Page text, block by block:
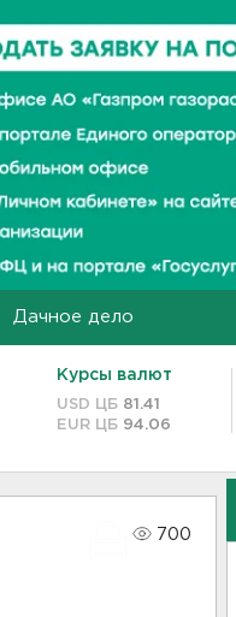
Дачное дело
Курсы валют
USD ЦБ 81.41
EUR ЦБ 94.06
700